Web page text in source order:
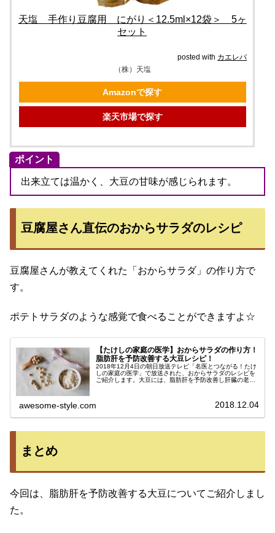
天塩 手作り豆腐用 にがり＜12.5ml×12袋＞ 5ヶ
セット
posted with カエレバ
（株）天塩
Amazonで探す
楽天市場で探す
ポイント
出来立ては温かく、大豆の甘味が感じられます。
豆腐屋さん直伝のおからサラダのレシピ
豆腐屋さんが教えてくれた「おからサラダ」の作り方で
す。
ポテトサラダのような感覚で食べることができますよ☆
【たけしの家庭の医学】おからサラダの作り方！
脂肪肝を予防改善する大豆レシピ！
2018年12月4日の朝日放送テレビ「名医とつながる！たけ
しの家庭の医学」で放送された、おからサラダのレシピを
ご紹介します。大豆には、脂肪肝を予防改善し肝臓の老化
awesome-style.com 2018.12.04
まとめ
今回は、脂肪肝を予防改善する大豆についてご紹介しまし
た。